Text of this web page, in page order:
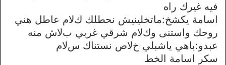
فيه غيرك راه
اسامة يكشخ:ماتخلينيش نحطلك كﻻم عاطل هني
روحك واستنى وكﻻم شرقي غربي بﻻش منه
عبدو:باهي ياشبلي خﻻص نستناك سﻻم
سكر اسامة الخط